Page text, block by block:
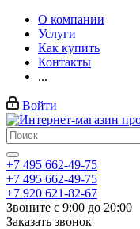
О компании
Услуги
Как купить
Контакты
...
Войти
+7 495 662-49-75
+7 495 662-49-75
+7 920 621-82-67
Звоните с 9:00 до 20:00
Заказать звонок